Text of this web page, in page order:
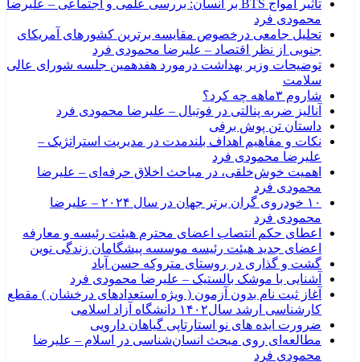
تأثیر امواج BTS بر انسان: بررسی علمی و اجتماعی – علیرضا
محمودی فرد
تحلیل جامعی درخصوص مقایسه برترین کشورهای آمریکای
جنوبی از نظر اقتصاد – علیرضا محمودی فرد
توضیحات وزیر بهداشت درمورد هفدهمین جلسه شورای عالی
سلامت
شاروم ۳ماهه چه کرد؟
آنالیز ضربه پنالتی در فوتبال – علیرضا محمودی فرد
داستان تن پوش برفی
نکات و مفاهیم اهداف بلندمدت در مدیریت استراتژیک –
علیرضا محمودی فرد
اهمیت خوش‌خلقی، در مباحث اخلاق حرفه‌ای – علیرضا
محمودی فرد
۱۰ خودروی گران برتر جهان در سال ۲۰۲۴ – علیرضا
محمودی فرد
اعطای حکم انتصاب اعضای محترم هیئت رئیسه و معارفه
اعضای جدید هیئت رئیسه موسسه پیشگامان زندگی نوین
گشت و گذاری در روستای متروکه حسن آباد
آشنایی با موشک بالستیک – علیرضا محمودی فرد
آغاز ثبت نام بدون آزمون ( ویژه استعدادهای درخشان ) مقطع
کارشناسی ارشد سال۱۴۰۲ دانشگاه آزاد اسلامی
ضرورت ایده های نو استارتاپی گیاهان دارویی
مطالعه‌ای روی مبحث انسان‌شناسی در اسلام – علیرضا
محمودی فرد